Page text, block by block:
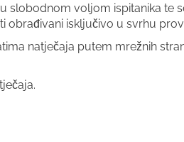
slobodnom voljom ispitanika te
obrađivani isključivo u svrhu
natječaja putem mrežnih